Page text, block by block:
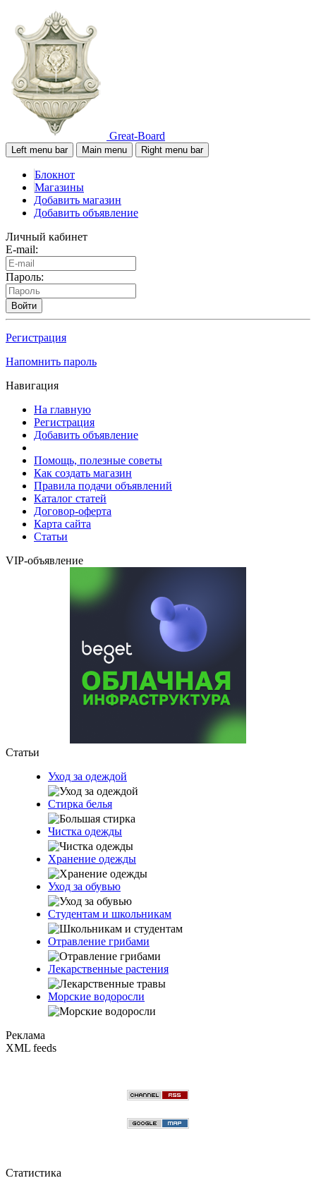
Great-Board
Left menu bar Main menu Right menu bar
Блокнот
Магазины
Добавить магазин
Добавить объявление
Личный кабинет
E-mail:
Пароль:
Войти
Регистрация
Напомнить пароль
Навигация
На главную
Регистрация
Добавить объявление
Помощь, полезные советы
Как создать магазин
Правила подачи объявлений
Каталог статей
Договор-оферта
Карта сайта
Статьи
VIP-объявление
Статьи
Уход за одеждой
Стирка белья
Чистка одежды
Хранение одежды
Уход за обувью
Студентам и школьникам
Отравление грибами
Лекарственные растения
Морские водоросли
Реклама
XML feeds
Статистика